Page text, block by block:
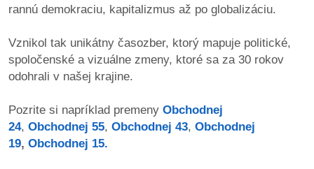
dobrá
práca
petície
rannú demokraciu, kapitalizmus až po globalizáciu.
Vznikol tak unikátny časozber, ktorý mapuje politické,
spoločenské a vizuálne zmeny, ktoré sa za 30 rokov
odohrali v našej krajine.
Pozrite si napríklad premeny Obchodnej
24, Obchodnej 55, Obchodnej 43, Obchodnej
19, Obchodnej 15.